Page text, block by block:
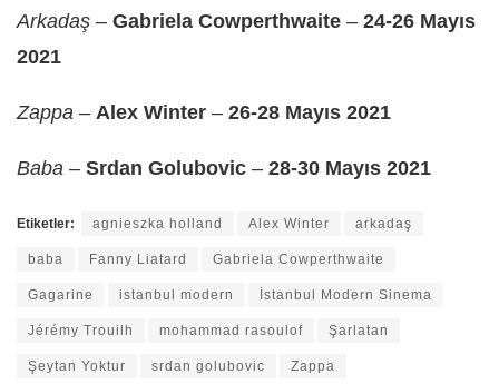
Arkadaş – Gabriela Cowperthwaite – 24-26 Mayıs
2021
Zappa – Alex Winter – 26-28 Mayıs 2021
Baba – Srdan Golubovic – 28-30 Mayıs 2021
Etiketler: agnieszka holland Alex Winter arkadaş
baba Fanny Liatard Gabriela Cowperthwaite
Gagarine istanbul modern İstanbul Modern Sinema
Jérémy Trouilh mohammad rasoulof Şarlatan
Şeytan Yoktur srdan golubovic Zappa